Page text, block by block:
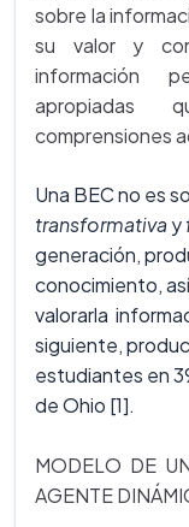
sobre la
su valor y
información
apropiadas
comprensiones
Una BEC no es
transformativay
generación,
conocimiento,
valorarla
siguiente,
estudiantes en
de Ohio [1].
MODELO DE
AGENTE